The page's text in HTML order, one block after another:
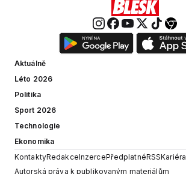
Aktuálně
Léto 2026
Politika
Sport 2026
Technologie
Ekonomika
KontaktyRedakceInzercePředplatnéRSSKariéra
Autorská práva k publikovaným materiálům